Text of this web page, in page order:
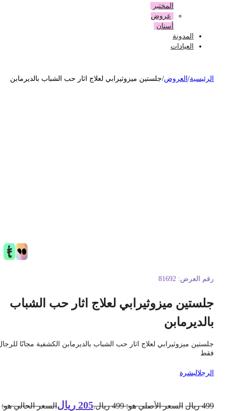
المختبر
عروض
أسنان
المدونة
العيادات
/العروض جلستين ميزوثيرابي لعلاج اثار حب الشباب بالديرمابن
العرض: 81692
ميزوثيرابي لعلاج اثار حب الشباب
ميزوثيرابي لعلاج اثار حب الشباب بالديرمابن الكشفية مجانًا للرجال
البشرة
ريال السعر الأصلي هو: 499 ريال. 205 ريال السعر الحالي هو: